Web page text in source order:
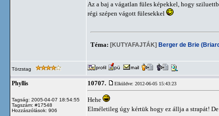
Az a baj a vágatlan füles képekkel, hogy
régi szépen vágott fülesekkel
Téma: [KUTYAFAJTÁK] Berger de Brie
Törzstag
Phyllis
Tagság: 2005-04-07 18:54:55
Tagszám: #17548
Hozzászólások: 906
10707. Elküldve: 2012-06-05 15:43:23
Hehe
Elméletileg úgy kértük hogy ez állja a strapát!